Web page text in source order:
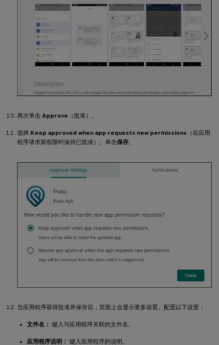
再次单击 Approve （批准）。
选择 Keep approved when app requests new permissions （在应用
程序请求新权限时保持已批准）。单击保存。
当应用程序获得批准并保存后，页面上会显示更多设置。配置以下设置：
文件名： 键入与应用程序关联的文件名。
应用程序说明： 键入应用程序的说明。